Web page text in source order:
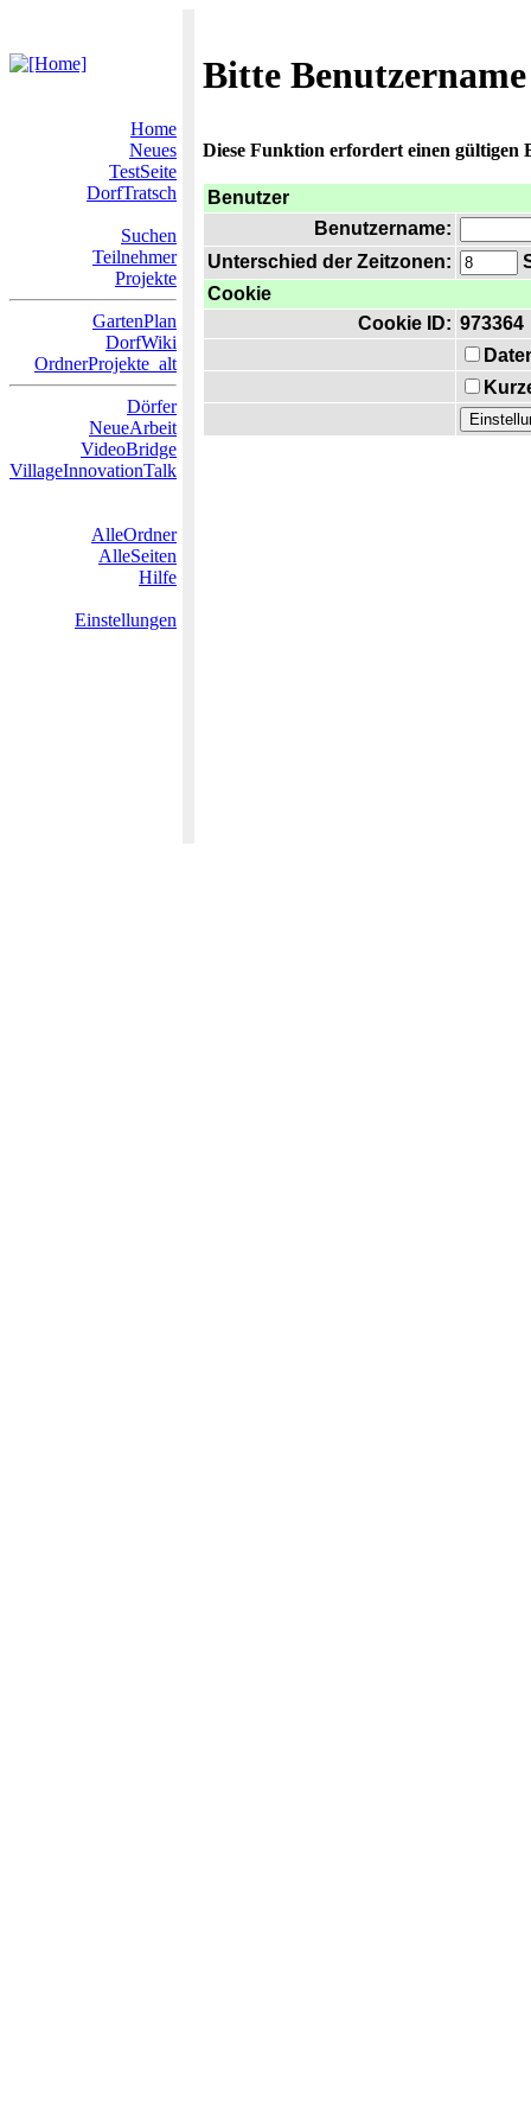
Bitte
Home
Neues
TestSeite
DorfTratsch
Suchen
Teilnehmer
Projekte
GartenPlan
DorfWiki
OrdnerProjekte_alt
Dörfer
NeueArbeit
VideoBridge
VillageInnovationTalk
AlleOrdner
AlleSeiten
Hilfe
Einstellungen
Diese Funktion erfordert einen gültigen
Benutzer
Benutzername:
Unterschied der Zeitzonen:
Cookie
Cookie ID: 973364